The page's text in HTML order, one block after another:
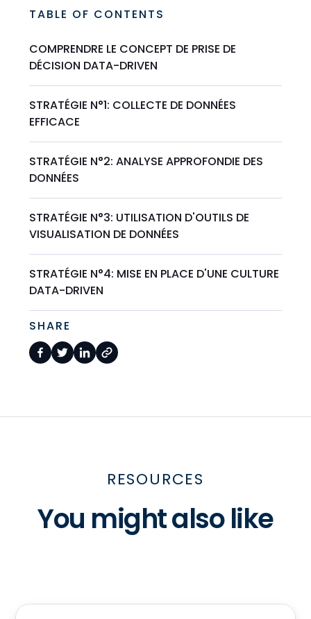
TABLE OF CONTENTS
COMPRENDRE LE CONCEPT DE PRISE DE
DÉCISION DATA-DRIVEN
STRATÉGIE N°1: COLLECTE DE DONNÉES
EFFICACE
STRATÉGIE N°2: ANALYSE APPROFONDIE DES
DONNÉES
STRATÉGIE N°3: UTILISATION D'OUTILS DE
VISUALISATION DE DONNÉES
STRATÉGIE N°4: MISE EN PLACE D'UNE CULTURE
DATA-DRIVEN
SHARE
RESOURCES
You might also like